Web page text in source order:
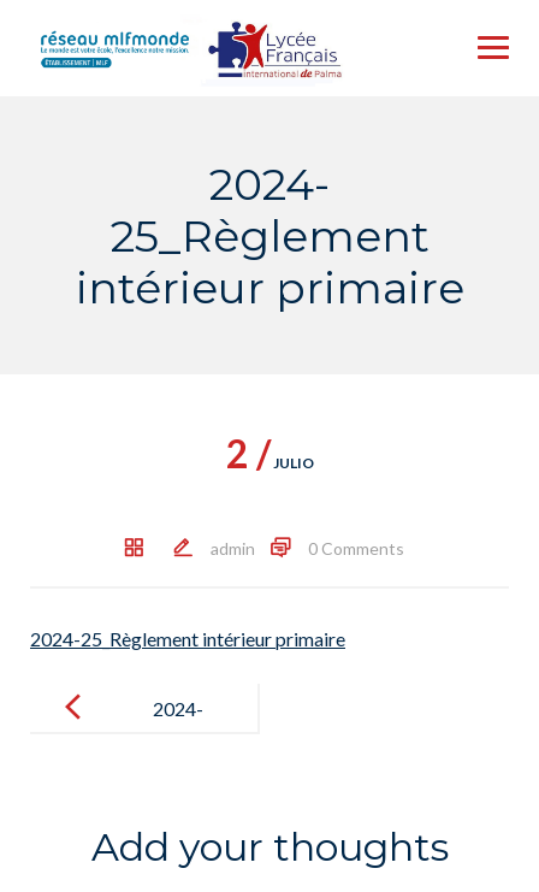
content
2024-
25_Règlement
intérieur primaire
2 /JULIO
admin 0 Comments
2024-25_Règlement intérieur primaire
navigation
2024-
Add your thoughts